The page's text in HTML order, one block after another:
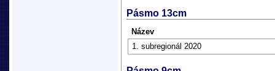
Pásmo 13cm
Název
1. subregionál 2020